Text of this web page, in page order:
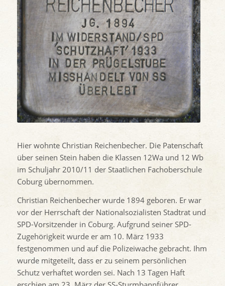
Hier wohnte Christian Reichenbecher. Die Patenschaft
über seinen Stein haben die Klassen 12Wa und 12 Wb
im Schuljahr 2010/11 der Staatlichen Fachoberschule
Coburg übernommen.
Christian Reichenbecher wurde 1894 geboren. Er war
vor der Herrschaft der Nationalsozialisten Stadtrat und
SPD-Vorsitzender in Coburg. Aufgrund seiner SPD-
Zugehörigkeit wurde er am 10. März 1933
festgenommen und auf die Polizeiwache gebracht. Ihm
wurde mitgeteilt, dass er zu seinem persönlichen
Schutz verhaftet worden sei. Nach 13 Tagen Haft